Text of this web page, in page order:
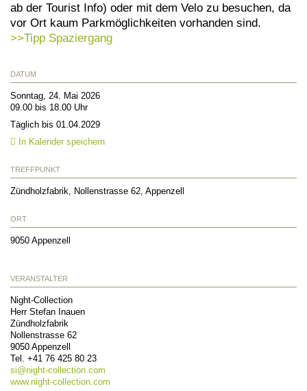
ab der Tourist Info) oder mit dem Velo zu besuchen, da
vor Ort kaum Parkmöglichkeiten vorhanden sind.
>>Tipp Spaziergang
DATUM
Sonntag, 24. Mai 2026
09.00 bis 18.00 Uhr
Täglich bis 01.04.2029
In Kalender speichern
TREFFPUNKT
Zündholzfabrik, Nollenstrasse 62, Appenzell
ORT
9050 Appenzell
VERANSTALTER
Night-Collection
Herr Stefan Inauen
Zündholzfabrik
Nollenstrasse 62
9050 Appenzell
Tel. +41 76 425 80 23
si@night-collection.com
www.night-collection.com